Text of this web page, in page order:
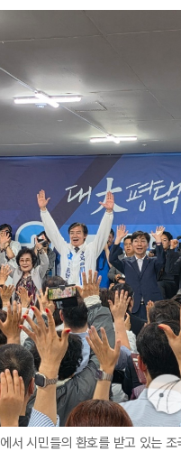
서 시민들의 환호를 받고 있는